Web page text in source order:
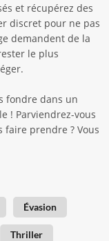
et récupérez des
discret pour ne pas
demandent de la
le plus
fondre dans un
! Parviendrez-vous
faire prendre ? Vous
Évasion
Thriller